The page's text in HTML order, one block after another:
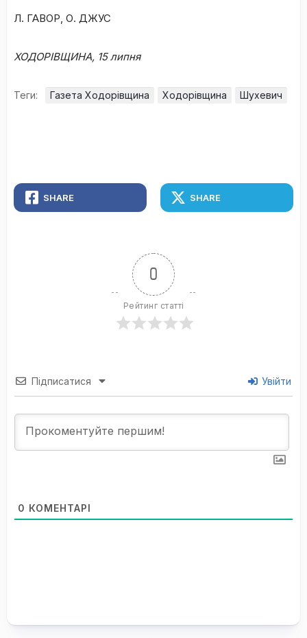
Л. ГАВОР, О. ДЖУС
ХОДОРІВЩИНА, 15 липня
Теги: Газета Ходорівщина Ходорівщина Шухевич
SHARE SHARE
0
Рейтинг статті
Підписатися Увійти
0 КОМЕНТАРІ